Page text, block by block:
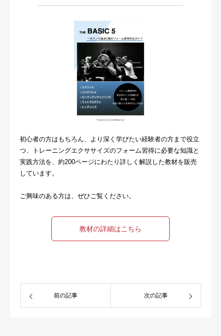
初心者の方はもちろん、より深く学びたい経験者の方まで役立
つ、トレーニングエクササイズのフォーム習得に必要な知識と
実践方法を、約200ページにわたり詳しく解説した教材を販売
しています。
ご興味のある方は、ぜひご覧ください。
教材の詳細はこちら
前の記事 次の記事